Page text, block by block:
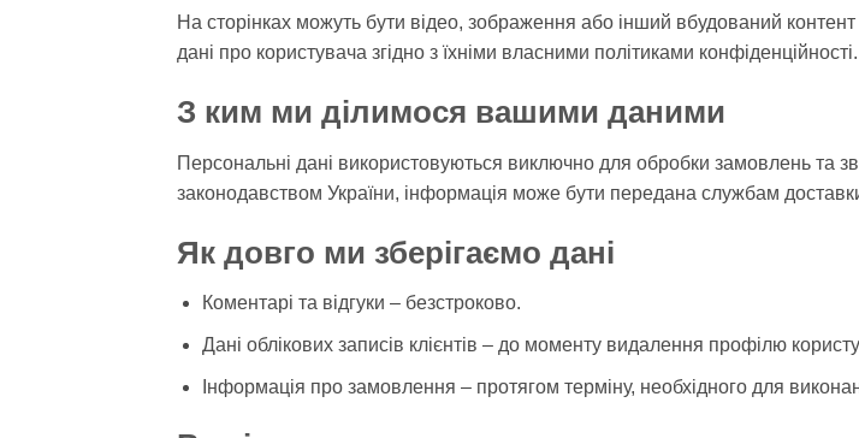
На сторінках можуть бути відео, зображення або інший вбудований контент
дані про користувача згідно з їхніми власними політиками конфіденційності.
З ким ми ділимося вашими даними
Персональні дані використовуються виключно для обробки замовлень та
законодавством України, інформація може бути передана службам
Як довго ми зберігаємо дані
Коментарі та відгуки – безстроково.
Дані облікових записів клієнтів – до моменту видалення профілю
Інформація про замовлення – протягом терміну, необхідного для